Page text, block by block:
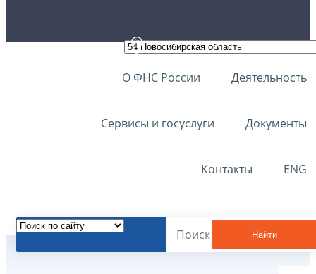
О ФНС России Деятельность
Сервисы и госуслуги Документы
Контакты ENG
Найти